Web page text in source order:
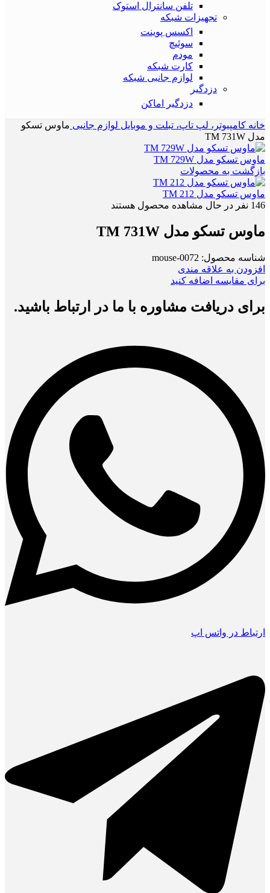
تلفن سانترال استوک
تجهیزات شبکه
اکسس پوینت
سوئیچ
مودم
کارت شبکه
لوازم جانبی شبکه
دزدگیر
دزدگیر اماکن
خانه کامپیوتر، لپ تاپ، تبلت و موبایل لوازم جانبی ماوس تسکو
مدل TM 731W
ماوس تسکو مدل TM 729W
بازگشت به محصولات
ماوس تسکو مدل TM 212
146 نفر در حال مشاهده محصول هستند
ماوس تسکو مدل TM 731W
شناسه محصول: mouse-0072
افزودن به علاقه مندی
برای مقایسه اضافه کنید
برای دریافت مشاوره با ما در ارتباط باشید.
ارتباط در واتس اپ